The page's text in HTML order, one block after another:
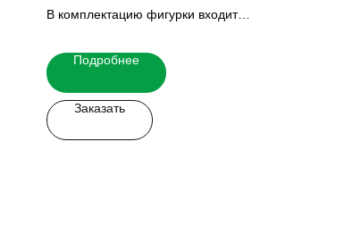
В комплектацию фигурки входит
Итоговую стоимость Вы можете узнать
у наших менеджеров.
Подробнее
Заказать